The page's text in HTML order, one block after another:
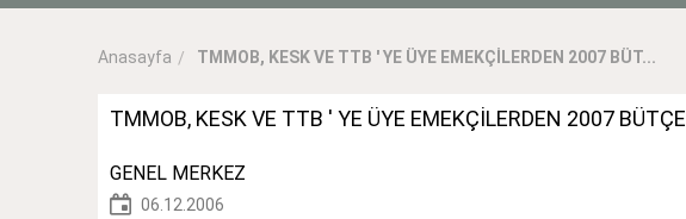
Anasayfa TMMOB, KESK VE TTB ' YE ÜYE EMEKÇİLERDEN 2007 BÜT...
TMMOB, KESK VE TTB ' YE ÜYE EMEKÇİLERDEN 2007
GENEL MERKEZ
06.12.2006